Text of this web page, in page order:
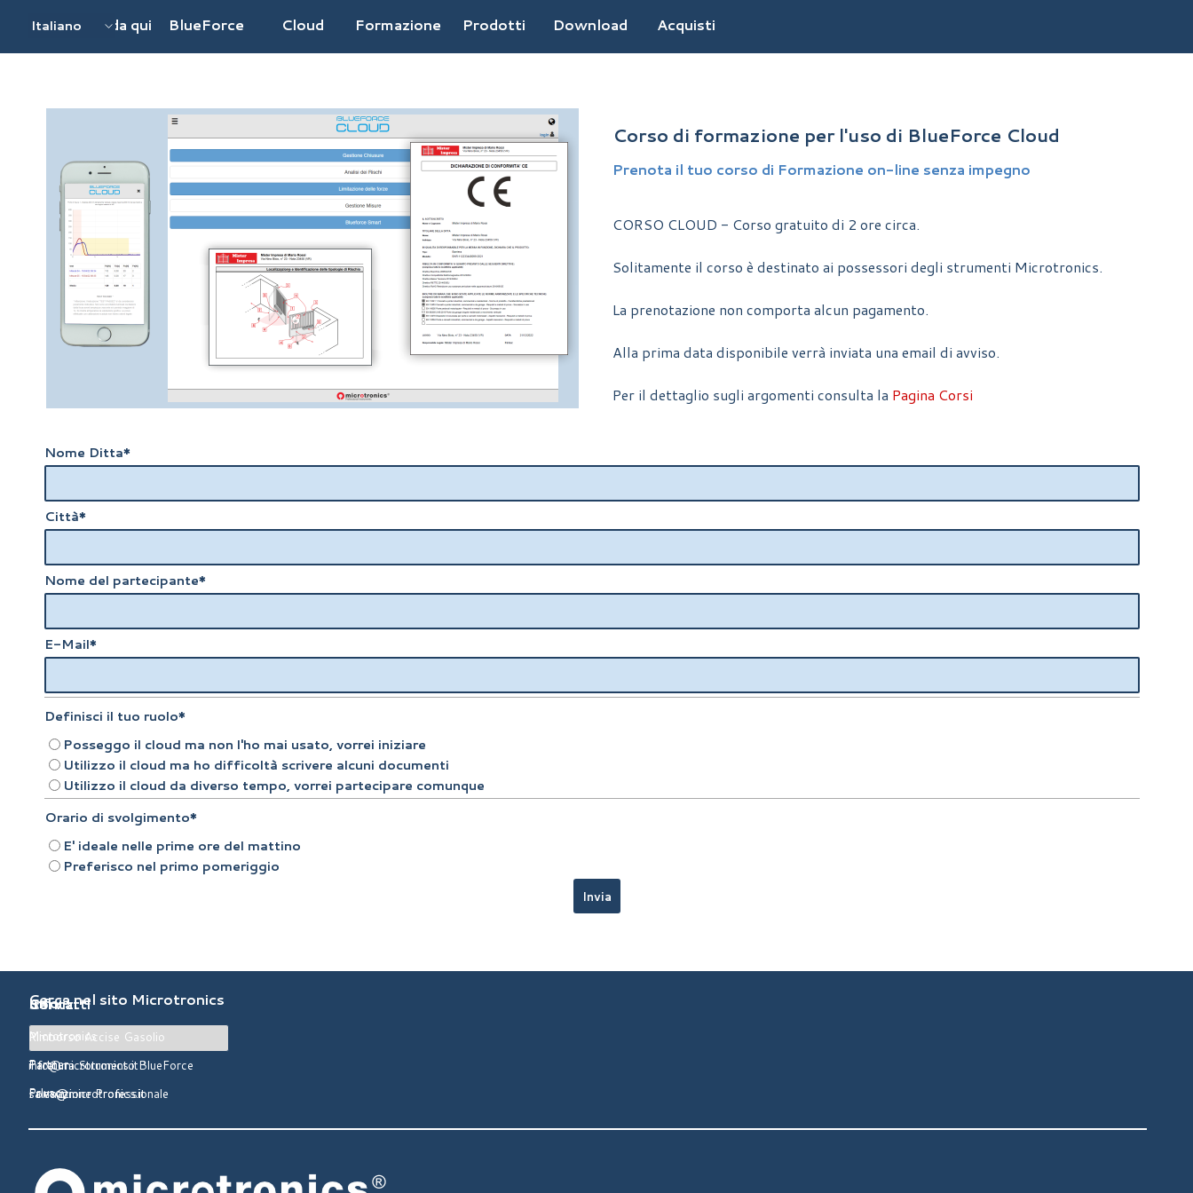
Salta menù
Inizia da qui BlueForce Cloud Formazione Prodotti Download Acquisti
Italiano
English UK
Corso di formazione per l'uso di BlueForce Cloud
Prenota il tuo corso di Formazione on-line senza impegno
CORSO CLOUD - Corso gratuito di 2 ore circa.
Solitamente il corso è destinato ai possessori degli strumenti Microtronics.
La prenotazione non comporta alcun pagamento.
Alla prima data disponibile verrà inviata una email di avviso.
Per il dettaglio sugli argomenti consulta la Pagina Corsi
Nome Ditta*
Città*
Nome del partecipante*
E-Mail*
Definisci il tuo ruolo*
Posseggo il cloud ma non l'ho mai usato, vorrei iniziare
Utilizzo il cloud ma ho difficoltà scrivere alcuni documenti
Utilizzo il cloud da diverso tempo, vorrei partecipare comunque
Orario di svolgimento*
E' ideale nelle prime ore del mattino
Preferisco nel primo pomeriggio
Info
Servizi
Contatti
Telefono:0422 827178
info@microtronics.it
sales@microtronics.it
Cerca nel sito Microtronics
Rimborso Accise Gasolio
Taratura Strumento BlueForce
Formazione Professionale
Microtronics
Partner
Privacy